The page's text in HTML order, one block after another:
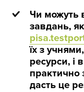
Чи можуть
завдань,
їх з
ресурси, і
практично
дасть це